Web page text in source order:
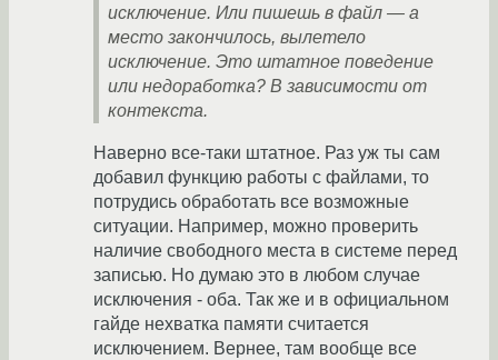
исключение. Или пишешь в файл — а
место закончилось, вылетело
исключение. Это штатное поведение
или недоработка? В зависимости от
контекста.
Наверно все-таки штатное. Раз уж ты сам
добавил функцию работы с файлами, то
потрудись обработать все возможные
ситуации. Например, можно проверить
наличие свободного места в системе перед
записью. Но думаю это в любом случае
исключения - оба. Так же и в официальном
гайде нехватка памяти считается
исключением. Вернее, там вообще все